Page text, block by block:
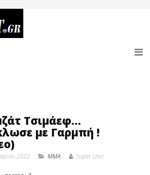
Τσιμάεφ…
με Γαρμπή !
2022 MMA Super User